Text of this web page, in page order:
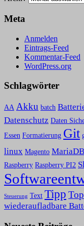
Meta
Anmelden
Eintrags-Feed
Kommentar-Feed
WordPress.org
Schlagwörter
AA Akku batch
Datenschutz Daten
Essen Formatierung Git
linux Magento MariaDB
Raspberry Raspberry PI2
Steuerung Text Tipp
wiederaufladbare